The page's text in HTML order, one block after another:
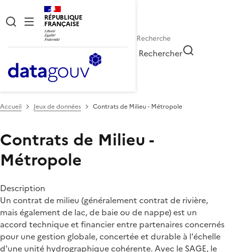
RÉPUBLIQUE
FRANÇAISE
Rechercher
Accueil Jeux de données Contrats de Milieu - Métropole
Contrats de Milieu -
Métropole
Description
Un contrat de milieu (généralement contrat de rivière,
mais également de lac, de baie ou de nappe) est un
accord technique et financier entre partenaires concernés
pour une gestion globale, concertée et durable à l'échelle
d'une unité hydrographique cohérente. Avec le SAGE, le